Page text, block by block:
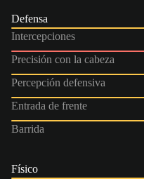
Defensa
Intercepciones
Precisión con la cabeza
Percepción defensiva
Entrada de frente
Barrida
Físico